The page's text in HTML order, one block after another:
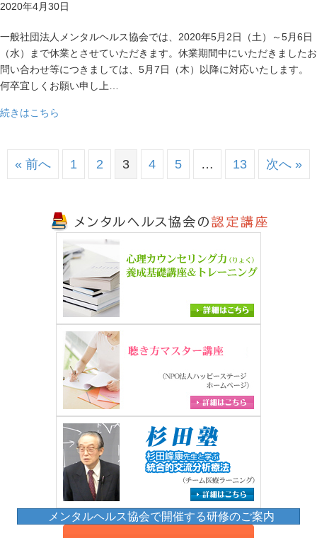
2020年4月30日
一般社団法人メンタルヘルス協会では、2020年5月2日（土）～5月6日
（水）まで休業とさせていただきます。休業期間中にいただきましたお
問い合わせ等につきましては、5月7日（木）以降に対応いたします。
何卒宜しくお願い申し上…
続きはこちら
« 前へ 1 2 3 4 5 … 13 次へ »
メンタルヘルス協会で開催する研修のご案内